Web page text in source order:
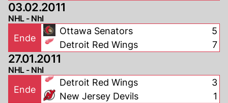
03.02.2011
NHL - Nhl
Ende
Ottawa Senators
Detroit Red Wings
5
7
27.01.2011
NHL - Nhl
Ende
Detroit Red Wings
New Jersey Devils
3
1